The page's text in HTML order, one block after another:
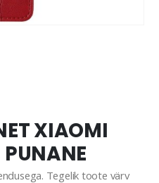
XIAOMI
PUNANE
Tegelik toote värv